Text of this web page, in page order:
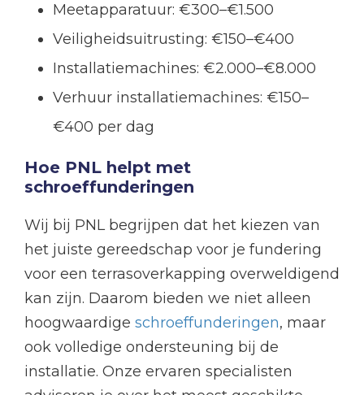
Meetapparatuur: €300–€1.500
Veiligheidsuitrusting: €150–€400
Installatiemachines: €2.000–€8.000
Verhuur installatiemachines: €150–
€400 per dag
Hoe PNL helpt met
schroeffunderingen
Wij bij PNL begrijpen dat het kiezen van
het juiste gereedschap voor je fundering
voor een terrasoverkapping overweldigend
kan zijn. Daarom bieden we niet alleen
hoogwaardige schroeffunderingen, maar
ook volledige ondersteuning bij de
installatie. Onze ervaren specialisten